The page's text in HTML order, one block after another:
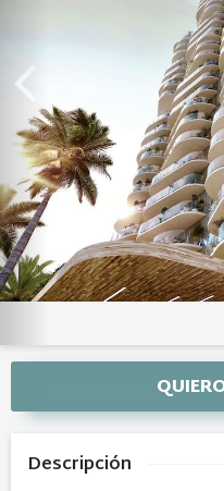
Descripción